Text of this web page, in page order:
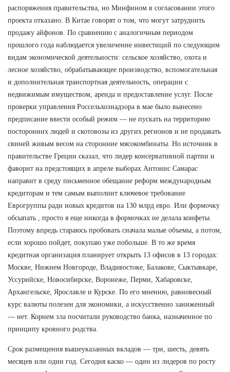
распоряжения правительства, но Минфином в согласовании этого
проекта отказано. В Китае говорят о том, что могут затруднить
продажу айфонов. По сравнению с аналогичным периодом
прошлого года наблюдается увеличение инвестиций по следующим
видам экономической деятельности: сельское хозяйство, охота и
лесное хозяйство, обрабатывающее производство, вспомогательная
и дополнительная транспортная деятельность, операции с
недвижимым имуществом, аренда и предоставление услуг. После
проверки управления Россельхознадзора в мае было вынесено
предписание ввести особый режим — не пускать на территорию
посторонних людей и скотовозы из других регионов и не продавать
свиней живым весом на сторонние мясокомбинаты. Но источник в
правительстве Греции сказал, что лидер консервативной партии и
фаворит на предстоящих в апреле выборах Антонис Самарас
направит в среду письменное обещание реформ международным
кредиторам и тем самым выполнит ключевое требование
Еврогруппы ради новых кредитов на 130 млрд евро. Или формочку
обсыпать , просто я еще никогда в формочках не делала конфеты.
Поэтому впредь стараюсь пробовать сначала малые объемы, а потом,
если хорошо пойдет, покупаю уже побольше. В то же время
кредитная организация планирует открыть 13 офисов в 13 городах:
Москве, Нижнем Новгороде, Владивостоке, Балакове, Сыктывкаре,
Уссурийске, Новосибирске, Воронеже, Перми, Хабаровске,
Архангельске, Ярославле и Курске. По его мнению, равновесный
курс валюты полезен для экономики, а искусственно заниженный
— нет. Корнем зла посчитали руководство банка, назначенное по
принципу кровного родства.
Срок размещения вышеуказанных вкладов — три, шесть, девять
месяцев или один год. Сегодня каско — один из лидеров по росту